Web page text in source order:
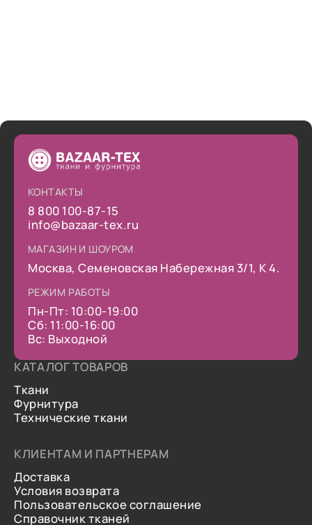
КОНТАКТЫ
8 800 100-87-15
info@bazaar-tex.ru
МАГАЗИН И ШОУРОМ
Москва, Семеновская Набережная 3/1, К 4.
РЕЖИМ РАБОТЫ
Пн-Пт: 10:00-19:00
Сб: 11:00-16:00
Вс: Выходной
КАТАЛОГ ТОВАРОВ
Ткани
Фурнитура
Технические ткани
КЛИЕНТАМ И ПАРТНЕРАМ
Доставка
Условия возврата
Пользовательское соглашение
Справочник тканей